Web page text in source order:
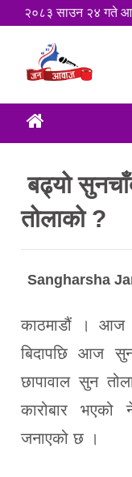
२०८३ साउन २४ गते
बढ्यो
तोलाको ?
Sangharsha
काठमाडौं । आज
बिदापछि आज
छापावाल सुन
कारोबार भएको
जनाएको छ ।